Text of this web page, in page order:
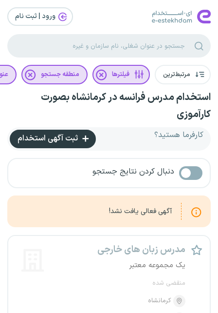
ورود | ثبت‌ نام
مرتبط‌ترین فیلترها منطقه جستجو
استخدام مدرس فرانسه در کرمانشاه بصورت
کارآموزی
کارفرما هستید؟ ثبت آگهی استخدام
دنبال کردن نتایج جستجو
آگهی فعالی یافت نشد!
مدرس زبان های خارجی
یک مجموعه معتبر
منقضی شده
کرمانشاه